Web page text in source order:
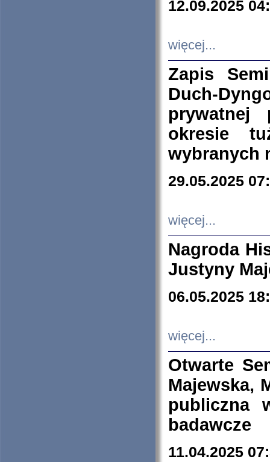
12.09.2025
więcej...
Zapis
Duch-
prywatnej
okresie
wybranych
29.05.2025
więcej...
Nagroda
Justyny
06.05.2025
więcej...
Otwarte
Majewska,
publiczna
badawcze
11.04.2025